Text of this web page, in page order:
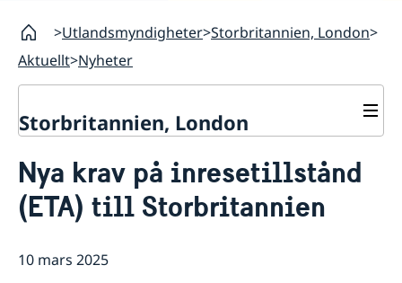
Utlandsmyndigheter Storbritannien, London
Aktuellt Nyheter
Storbritannien, London
Om oss
Honorärkonsulat
Lediga tjänster
Så stöttar vi svenska företag
Team Sweden i Storbritannien
Nyheter
Nya krav på inresetillstånd
(ETA) till Storbritannien
10 mars 2025